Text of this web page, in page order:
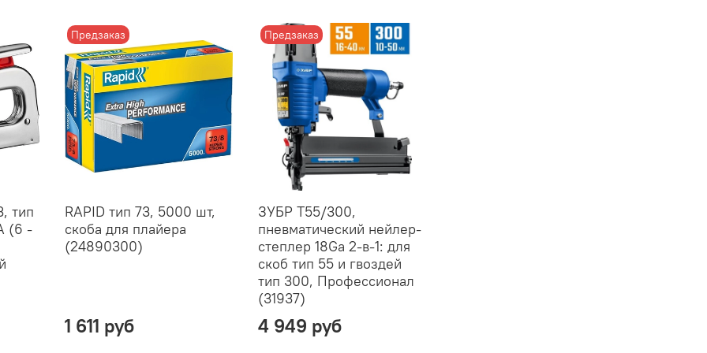
тип
(6 -
Предзаказ
RAPID тип 73, 5000 шт,
скоба для плайера
(24890300)
1 611 руб
Предзаказ
ЗУБР Т55/300,
пневматический нейлер-
степлер 18Ga 2-в-1: для
скоб тип 55 и гвоздей
тип 300, Профессионал
(31937)
4 949 руб